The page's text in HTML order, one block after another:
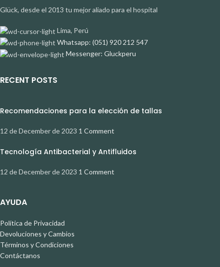
Glück, desde el 2013 tu mejor aliado para el hospital
Lima, Perú
Whatsapp: (051) 920 212 547
Messenger: Gluckperu
RECENT POSTS
Recomendaciones para la elección de tallas
12 de December de 2023 1 Comment
Tecnología Antibacterial y Antifluidos
12 de December de 2023 1 Comment
AYUDA
Política de Privacidad
Devoluciones y Cambios
Términos y Condiciones
Contáctanos